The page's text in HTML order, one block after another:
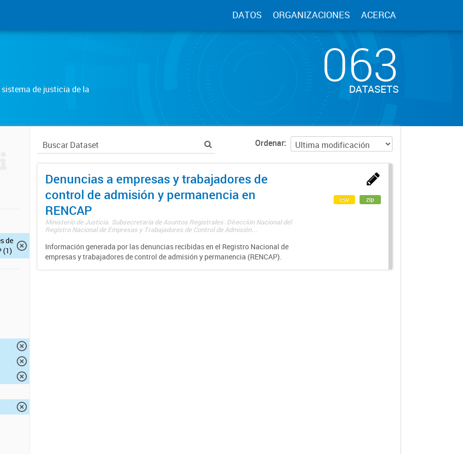
DATOS ORGANIZACIONES ACERCA
de justicia de la
063
DATASETS
de
(1)
Ordenar
Denuncias a empresas y trabajadores de
control de admisión y permanencia en
RENCAP
Ministerio de Justicia. Subsecretaría de Asuntos Registrales. Dirección Nacional del
Registro Nacional de Empresas y Trabajadores de Control de Admisión...
Información generada por las denuncias recibidas en el Registro Nacional de
empresas y trabajadores de control de admisión y permanencia (RENCAP).
csv zip